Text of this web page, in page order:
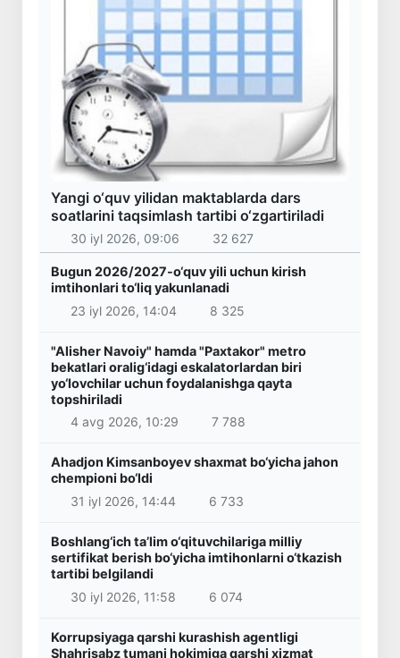
Yangi o‘quv yilidan maktablarda dars
soatlarini taqsimlash tartibi o‘zgartiriladi
30 iyl 2026, 09:06 32 627
Bugun 2026/2027-o‘quv yili uchun kirish
imtihonlari to‘liq yakunlanadi
23 iyl 2026, 14:04
8 325
"Alisher Navoiy" hamda "Paxtakor" metro
bekatlari oralig‘idagi eskalatorlardan biri
yo‘lovchilar uchun foydalanishga qayta
topshiriladi
4 avg 2026, 10:29
7 788
Ahadjon Kimsanboyev shaxmat bo‘yicha jahon
chempioni bo‘ldi
31 iyl 2026, 14:44
6 733
Boshlang‘ich ta’lim o‘qituvchilariga milliy
sertifikat berish bo‘yicha imtihonlarni o‘tkazish
tartibi belgilandi
30 iyl 2026, 11:58
6 074
Korrupsiyaga qarshi kurashish agentligi
Shahrisabz tumani hokimiga qarshi xizmat